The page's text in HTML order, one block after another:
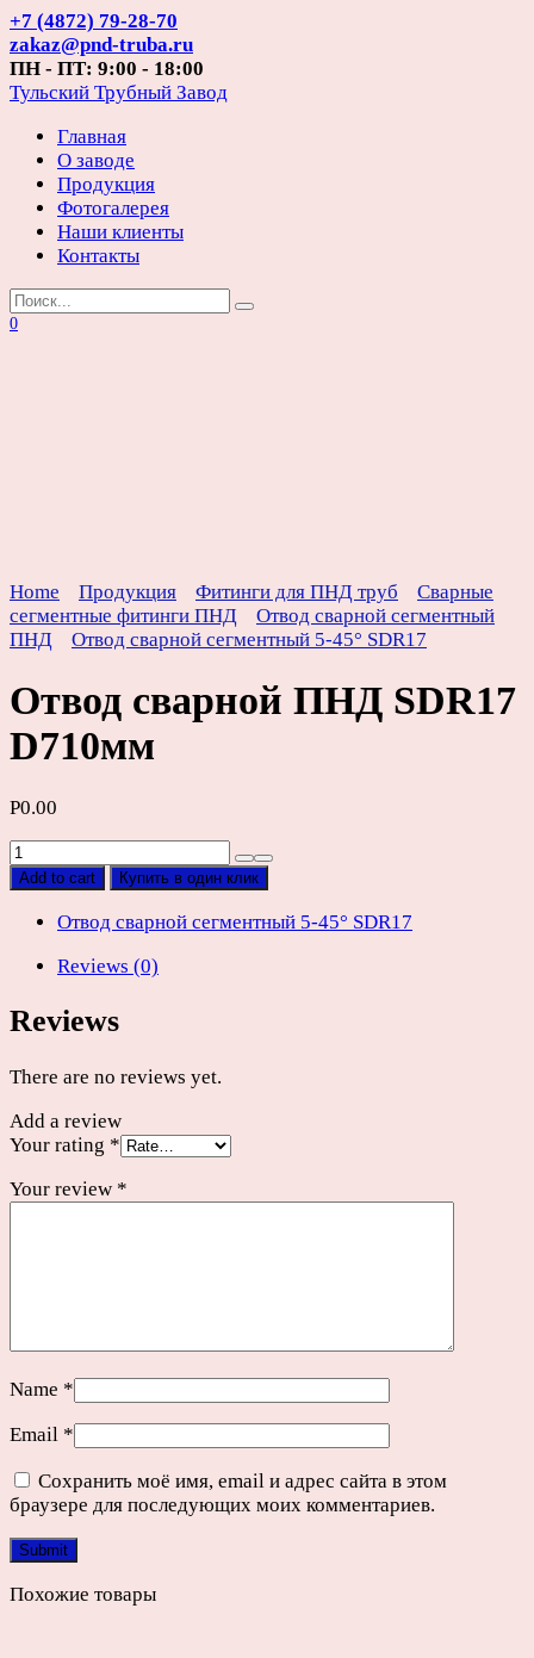
Перейти
к
содержанию
+7 (4872) 79-28-70
zakaz@pnd-truba.ru
ПН - ПТ: 9:00 - 18:00
Тульский Трубный Завод
Главная
О заводе
Продукция
Фотогалерея
Наши клиенты
Контакты
Search
for:
0
Home Продукция Фитинги для ПНД труб
Сварные
сегментные фитинги ПНД
Отвод сварной сегментный
ПНД
Отвод сварной сегментный 5-45° SDR17
Отвод сварной ПНД SDR17
D710мм
Р0.00
Отвод
сварной
SDR17
quantity
Add to cart Купить в один клик
Отвод сварной сегментный 5-45° SDR17
Reviews (0)
Reviews
There are no reviews yet.
Add a review
Your rating *
Your review *
Name *
Email *
Сохранить моё имя, email и адрес сайта в этом
браузере для последующих моих комментариев.
Похожие товары